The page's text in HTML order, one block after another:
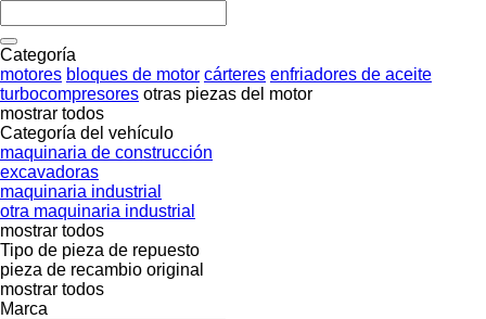
Categoría
motores bloques de motor cárteres enfriadores de aceite
turbocompresores otras piezas del motor
mostrar todos
Categoría del vehículo
maquinaria de construcción
excavadoras
maquinaria industrial
otra maquinaria industrial
mostrar todos
Tipo de pieza de repuesto
pieza de recambio original
mostrar todos
Marca